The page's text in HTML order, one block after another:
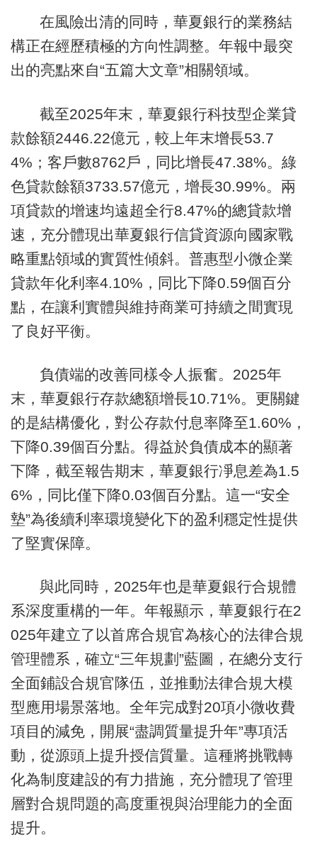
在風險出清的同時，華夏銀行的業務結
構正在經歷積極的方向性調整。年報中最突
出的亮點來自“五篇大文章”相關領域。
截至2025年末，華夏銀行科技型企業貸
款餘額2446.22億元，較上年末增長53.7
4%；客戶數8762戶，同比增長47.38%。綠
色貸款餘額3733.57億元，增長30.99%。兩
項貸款的增速均遠超全行8.47%的總貸款增
速，充分體現出華夏銀行信貸資源向國家戰
略重點領域的實質性傾斜。普惠型小微企業
貸款年化利率4.10%，同比下降0.59個百分
點，在讓利實體與維持商業可持續之間實現
了良好平衡。
負債端的改善同樣令人振奮。2025年
末，華夏銀行存款總額增長10.71%。更關鍵
的是結構優化，對公存款付息率降至1.60%，
下降0.39個百分點。得益於負債成本的顯著
下降，截至報告期末，華夏銀行凈息差為1.5
6%，同比僅下降0.03個百分點。這一“安全
墊”為後續利率環境變化下的盈利穩定性提供
了堅實保障。
與此同時，2025年也是華夏銀行合規體
系深度重構的一年。年報顯示，華夏銀行在2
025年建立了以首席合規官為核心的法律合規
管理體系，確立“三年規劃”藍圖，在總分支行
全面鋪設合規官隊伍，並推動法律合規大模
型應用場景落地。全年完成對20項小微收費
項目的減免，開展“盡調質量提升年”專項活
動，從源頭上提升授信質量。這種將挑戰轉
化為制度建設的有力措施，充分體現了管理
層對合規問題的高度重視與治理能力的全面
提升。